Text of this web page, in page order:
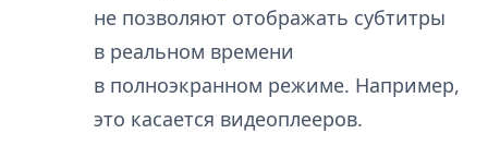
не позволяют отображать субтитры
в реальном времени
в полноэкранном режиме. Например,
это касается видеоплееров.